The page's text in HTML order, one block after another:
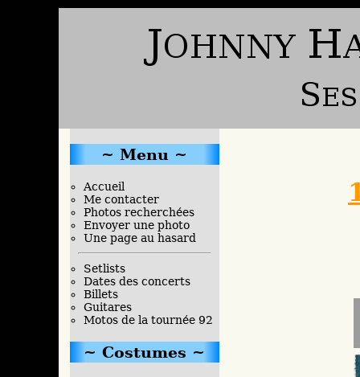
Menu
Accueil
Me contacter
Photos recherchées
Envoyer une photo
Une page au hasard
Setlists
Dates des concerts
Billets
Guitares
Motos de la tournée 92
Costumes